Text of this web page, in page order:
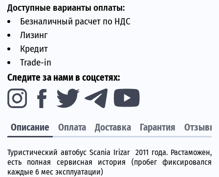
Доступные варианты оплаты:
Безналичный расчет по НДС
Лизинг
Кредит
Trade-in
Следите за нами в соцсетях:
Описание Оплата Доставка Гарантия Отзывы
Туристический автобус Scania Irizar 2011 года. Растаможен,
есть полная сервисная история (пробег фиксировался
каждые 6 мес эксплуатации)